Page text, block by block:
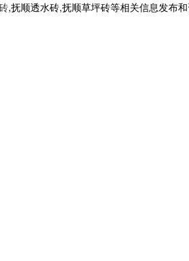
,抚顺透水砖,抚顺草坪砖等相关信息发布